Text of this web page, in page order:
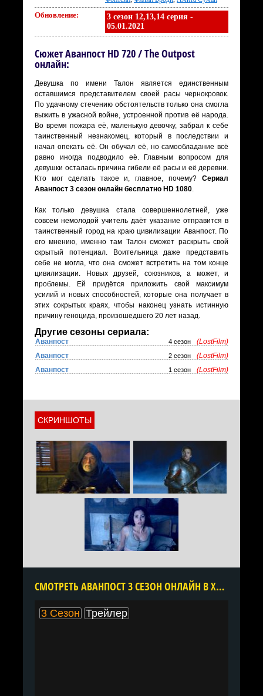
Обновление:
3 сезон 12,13,14 серия -
05.01.2021
Сюжет Аванпост HD 720 / The Outpost
онлайн:
Девушка по имени Талон является единственным
оставшимся представителем своей расы чернокровок.
По удачному стечению обстоятельств только она смогла
выжить в ужасной войне, устроенной против её народа.
Во время пожара её, маленькую девочку, забрал к себе
таинственный незнакомец, который в последствии и
начал опекать её. Он обучал её, но самообладание всё
равно иногда подводило её. Главным вопросом для
девушки осталась причина гибели её расы и её деревни.
Кто мог сделать такое и, главное, почему? Сериал
Аванпост 3 сезон онлайн бесплатно HD 1080.
Как только девушка стала совершеннолетней, уже
совсем немолодой учитель даёт указание отправится в
таинственный город на краю цивилизации Аванпост. По
его мнению, именно там Талон сможет раскрыть свой
скрытый потенциал. Воительница даже представить
себе не могла, что она сможет встретить на том конце
цивилизации. Новых друзей, союзников, а может, и
проблемы. Ей придётся приложить свой максимум
усилий и новых способностей, которые она получает в
этих сокрытых краях, чтобы наконец узнать истинную
причину геноцида, произошедшего 20 лет назад.
Другие сезоны сериала:
Аванпост 4 сезон
(LostFilm)
Аванпост
2 сезон
(LostFilm)
Аванпост
1 сезон (LostFilm)
СКРИНШОТЫ
CМОТРЕТЬ АВАНПОСТ 3 СЕЗОН ОНЛАЙН В ХОРОШЕМ КАЧЕСТВЕ ВСЕ СЕРИИ ПОДРЯД БЕСПЛАТНО
3 Сезон Трейлер